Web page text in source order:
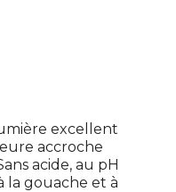
excellent
accroche
acide, au pH
la gouache et à